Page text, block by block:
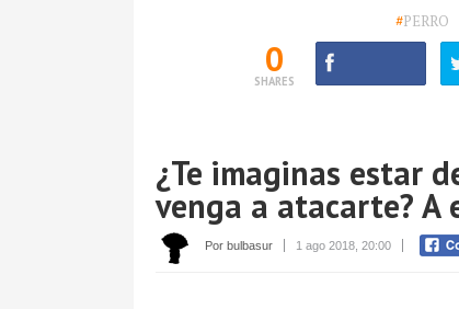
#PERRO
0
SHARES
¿Te imaginas estar
venga a atacarte? A
Por bulbasur 1 ago 2018, 20:00